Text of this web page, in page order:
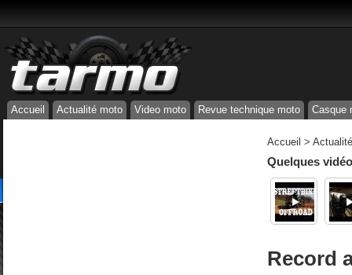
Accueil Actualité moto Video moto Revue technique moto Casque
Accueil >
Quelques
Record